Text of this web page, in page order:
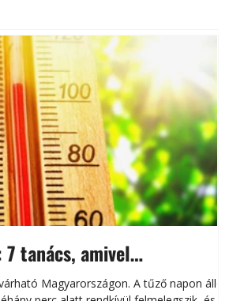
7 tanács, amivel
a nyári károktól
Magyarországon. A tűző napon álló